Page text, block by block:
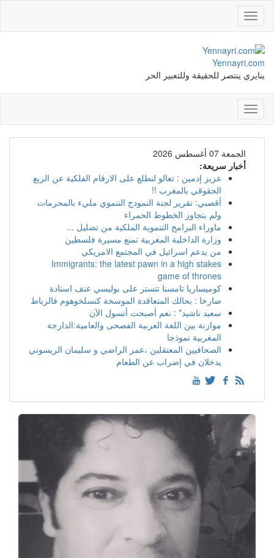
Toggle
navigation
Yennayri.com
ينايري ينتصر للحقيقة وللتعبير الحر
Toggle
navigation
الجمعة 07 أغسطس 2026
أخبار سريعة:
عزيز إدمين : تعالو لنطلع على الارقام الفلكية عن الربع
الحقوقي بالمغرب !!
أقصبي: تقرير لجنة النمودج التنموي مليء بالمحرمات
ولم يتجاوز الخطوط الحمراء
ماوراء البرامج التنموية الملكية من تضليل ...
وزارة الداخلية المغربية تمنع مسيرة فلسطين
من يدعم اسرائيل في المجتمع الامريكي
Immigrants: the latest pawn in a high stakes
game of thrones
كوميساريا تامسنا تتستر على بوليسي عنف استادة
صارخا : بحالك المتعاقدة الموسخة كنسلخوهوم فالرباط
سعيد ناشيد* : نعم أصبحت أتسول الآن
موازنة بين اللغة العربية الفصحى والعامية:الدارجة
المغربية نموذجا
الصحافيين المعتقلين ،عمر الراضي و سليمان الريسوني
يدخلان في إضراب عن الطعام